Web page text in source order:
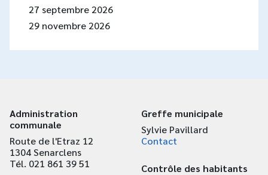
27 septembre 2026
29 novembre 2026
Administration
communale
Route de l'Etraz 12
1304 Senarclens
Tél. 021 861 39 51
Greffe municipale
Sylvie Pavillard
Contact
Contrôle des habitants